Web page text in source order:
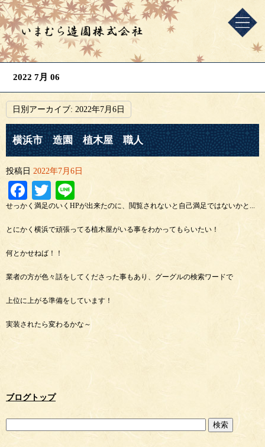
2022 7月 06
日別アーカイブ: 2022年7月6日
横浜市 造園 植木屋 職人
投稿日 2022年7月6日
Facebook
Twitter
せっかく満足のいくHPが出来たのに、閲覧されないと自己満足ではないかと...
とにかく横浜で頑張ってる植木屋がいる事をわかってもらいたい！
何とかせねば！！
業者の方が色々話をしてくださった事もあり、グーグルの検索ワードで
上位に上がる準備をしています！
実装されたら変わるかな～
ブログトップ